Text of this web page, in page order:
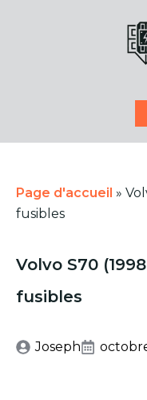
Page d'accueil »
fusibles
Volvo S70
fusibles
Joseph